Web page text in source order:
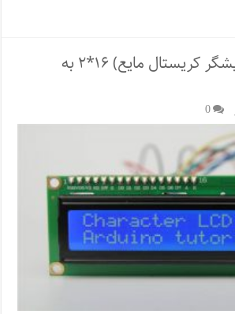
اتصال LCD (نمایشگر کریستال مایع) ۱۶*۲ به
0